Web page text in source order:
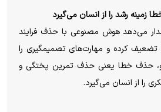
زمینه رشد را از انسان می‌گیرد
می‌دهد هوش مصنوعی با حذف فرایند
تضعیف کرده و مهارت‌های تصمیمگیری را
حذف خطا یعنی حذف تمرین پختگی و